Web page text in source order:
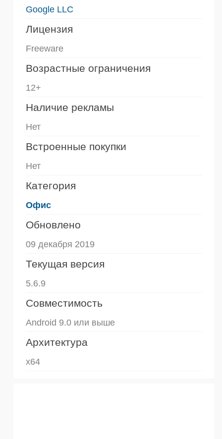
Google LLC
Лицензия
Freeware
Возрастные ограничения
12+
Наличие рекламы
Нет
Встроенные покупки
Нет
Категория
Офис
Обновлено
09 декабря 2019
Текущая версия
5.6.9
Совместимость
Android 9.0 или выше
Архитектура
x64